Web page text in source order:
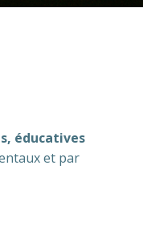
éducatives
et par